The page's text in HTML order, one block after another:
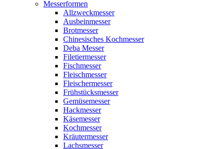
Messerformen
Allzweckmesser
Ausbeinmesser
Brotmesser
Chinesisches Kochmesser
Deba Messer
Filetiermesser
Fischmesser
Fleischmesser
Fleischermesser
Frühstücksmesser
Gemüsemesser
Hackmesser
Käsemesser
Kochmesser
Kräutermesser
Lachsmesser